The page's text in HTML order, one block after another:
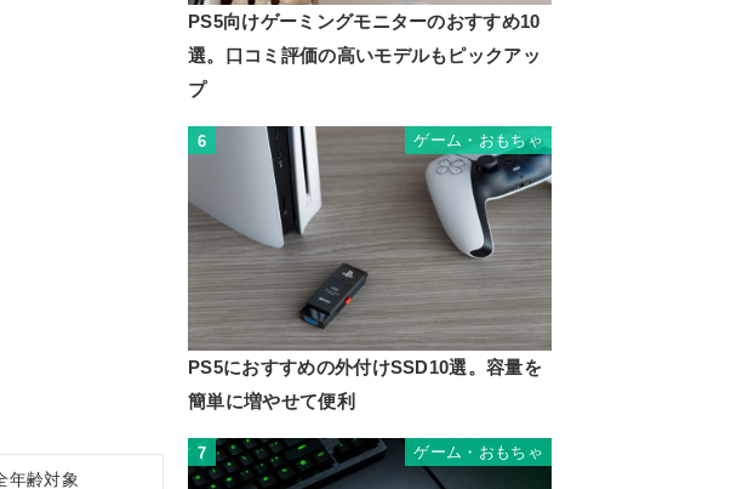
年齢対象
PS5向けゲーミングモニターのおすすめ10
選。口コミ評価の高いモデルもピックアッ
プ
6 ゲーム・おもちゃ
PS5におすすめの外付けSSD10選。容量を
簡単に増やせて便利
7 ゲーム・おもちゃ